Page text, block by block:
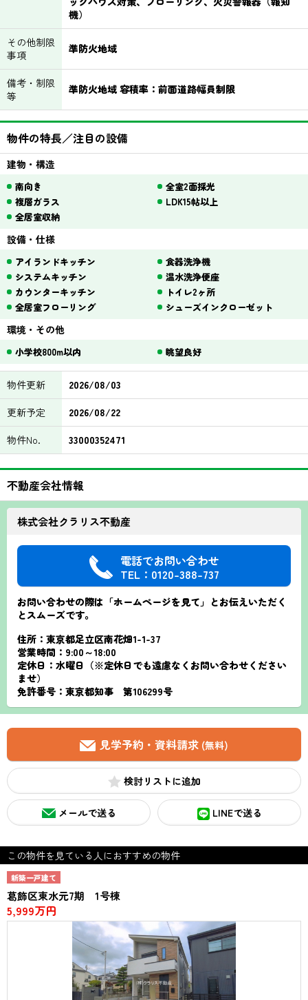
機）
その他制限
事項
準防火地域
備考・制限
等
準防火地域 容積率：前面道路幅員制限
物件の特長／注目の設備
建物・構造
南向き
全室2面採光
複層ガラス
LDK15帖以上
全居室収納
設備・仕様
アイランドキッチン
食器洗浄機
システムキッチン
温水洗浄便座
カウンターキッチン
トイレ2ヶ所
全居室フローリング
シューズインクローゼット
環境・その他
小学校800m以内 眺望良好
物件更新
2026/08/03
更新予定
2026/08/22
物件No.
33000352471
不動産会社情報
株式会社クラリス不動産
電話でお問い合わせ
TEL：0120-388-737
お問い合わせの際は「ホームページを見て」とお伝えいただく
とスムーズです。
住所：東京都足立区南花畑1-1-37
営業時間：9:00～18:00
定休日：水曜日（※定休日でも遠慮なくお問い合わせください
ませ）
免許番号：東京都知事 第106299号
見学予約・資料請求 (無料)
検討リスト
メールで送る LINEで送る
この物件を見ている人におすすめの物件
新築一戸建て
葛飾区東水元7期 1号棟
5,999万円